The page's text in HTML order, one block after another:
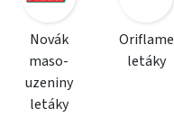
Novák
maso-
uzeniny
letáky
Oriflame
letáky